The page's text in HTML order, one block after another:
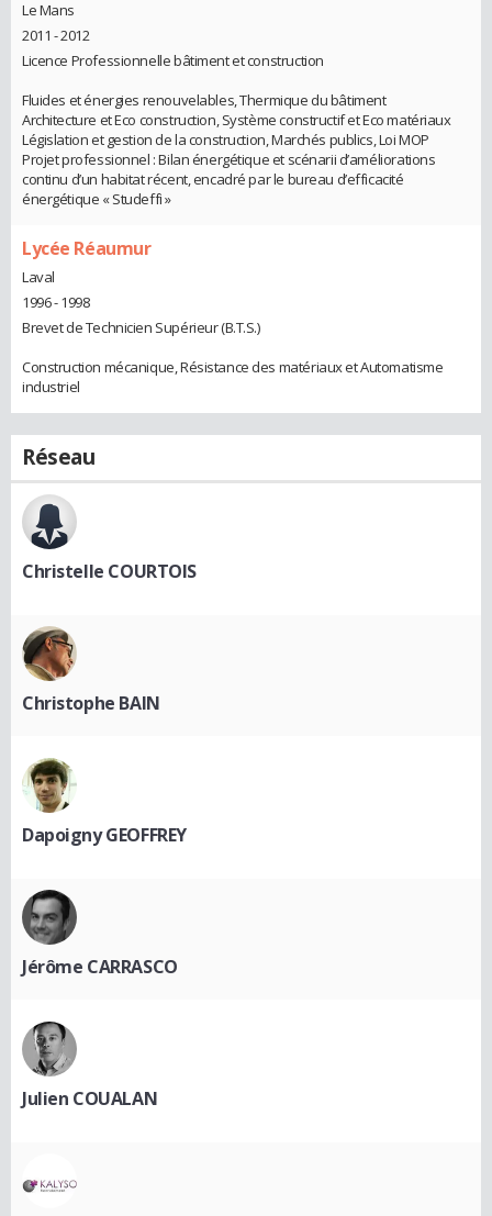
Le Mans
2011 - 2012
Licence Professionnelle bâtiment et construction
Fluides et énergies renouvelables, Thermique du bâtiment
Architecture et Eco construction, Système constructif et Eco matériaux
Législation et gestion de la construction, Marchés publics, Loi MOP
Projet professionnel : Bilan énergétique et scénarii d’améliorations
continu d’un habitat récent, encadré par le bureau d’efficacité
énergétique « Studeffi »
Lycée Réaumur
Laval
1996 - 1998
Brevet de Technicien Supérieur (B.T.S.)
Construction mécanique, Résistance des matériaux et Automatisme
industriel
Réseau
Christelle COURTOIS
Christophe BAIN
Dapoigny GEOFFREY
Jérôme CARRASCO
Julien COUALAN